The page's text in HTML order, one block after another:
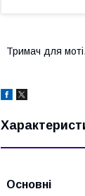
Тримач для
Основні